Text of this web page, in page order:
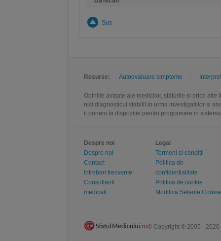
Sus
Resurse: Autoevaluare simptome
Opiniile avizate ale medicilor, sfaturile si orice
nici diagnosticul stabilit in urma investigatiilor si
ii punem la dispozitie pentru programare in
Despre noi
Despre noi
Contact
Intrebari frecvente
Consultanti
medicali
Legal
Termeni si conditii
Politica de
confidentialitate
Politica de cookie
Modifica Setarile Cookie
© Copyright © 2005 - 2026